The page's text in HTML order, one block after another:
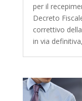
per il
Decreto
correttivo
in via